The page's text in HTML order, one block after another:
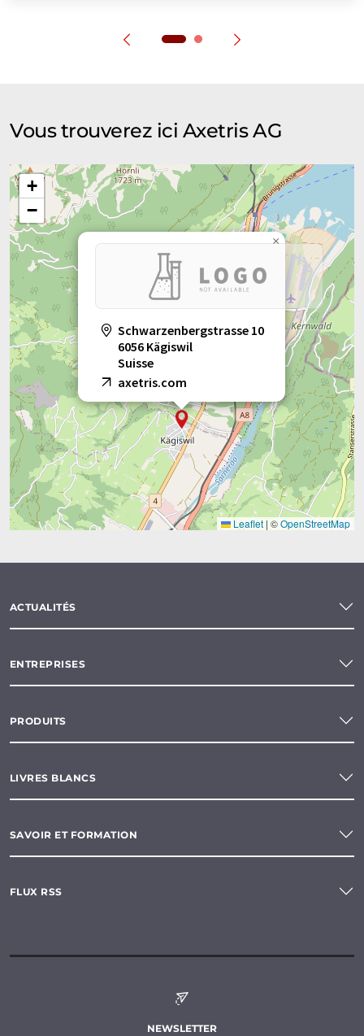
Vous trouverez ici Axetris AG
Schwarzenbergstrasse 10
6056 Kägiswil
Suisse
axetris.com
×
+
−
Leaflet | ©OpenStreetMap
ACTUALITÉS
ENTREPRISES
PRODUITS
LIVRES BLANCS
SAVOIR ET FORMATION
FLUX RSS
NEWSLETTER